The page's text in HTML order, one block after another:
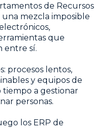
de Recursos
mezcla imposible
que
entre sí.
procesos lentos,
y equipos de
tiempo a gestionar
personas.
los ERP de